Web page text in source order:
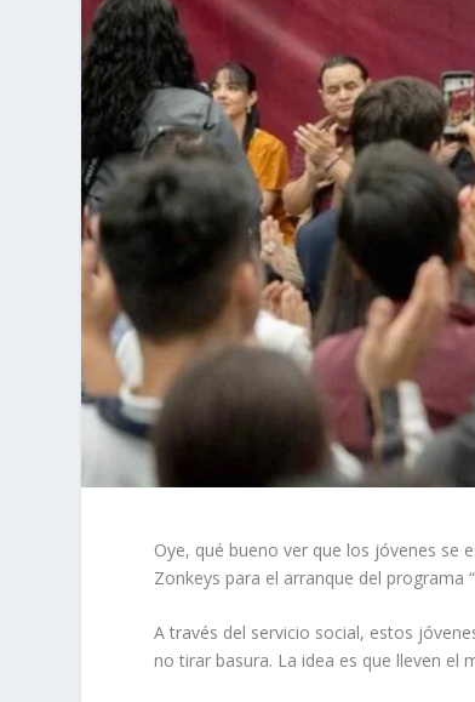
Oye, qué bueno ver que los jóvenes se
Zonkeys para el arranque del programa
A través del servicio social, estos
no tirar basura. La idea es que lleven el